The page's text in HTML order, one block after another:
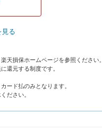
見る
天損保ホームページを参照ください。
還元する制度です。
ード払のみとなります。
ださい。